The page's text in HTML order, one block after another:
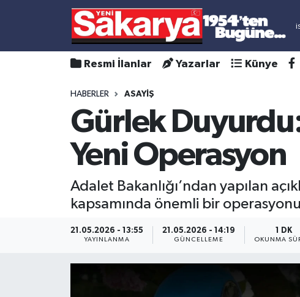
Resmi İlanlar Yazarlar Künye
HABERLER ASAYİŞ
Gürlek
Yeni Operasyon
Adalet Bakanlığı’ndan yapılan
kapsamında önemli bir
21.05.2026 - 13:55
YAYINLANMA
21.05.2026 - 14:19
GÜNCELLEME
1 DK
OKUNMA